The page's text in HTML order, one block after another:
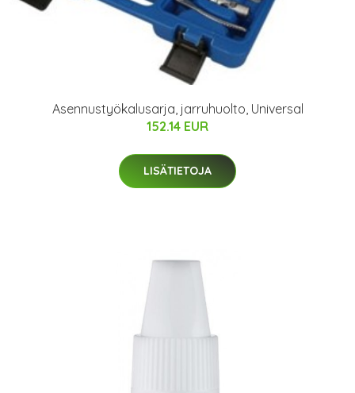
Asennustyökalusarja, jarruhuolto, Universal
152.14 EUR
LISÄTIETOJA